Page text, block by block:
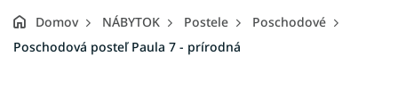
Domov NÁBYTOK Postele
Poschodové
Poschodová posteľ Paula 7 - prírodná